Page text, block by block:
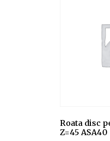
Roata disc
Z=45 ASA40